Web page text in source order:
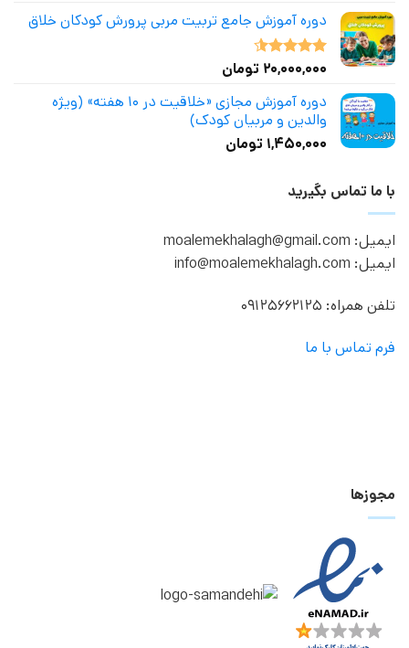
دوره آموزش جامع تربیت مربی پرورش کودکان خلاق
نمره4.50
۲۰,۰۰۰,۰۰۰ تومان
دوره آموزش مجازی «خلاقیت در ۱۰ هفته» (ویژه
والدین و مربیان کودک)
۱,۴۵۰,۰۰۰ تومان
با ما تماس بگیرید
ایمیل: moalemekhalagh@gmail.com
ایمیل: info@moalemekhalagh.com
تلفن همراه: 09125662125
فرم تماس با ما
مجوزها